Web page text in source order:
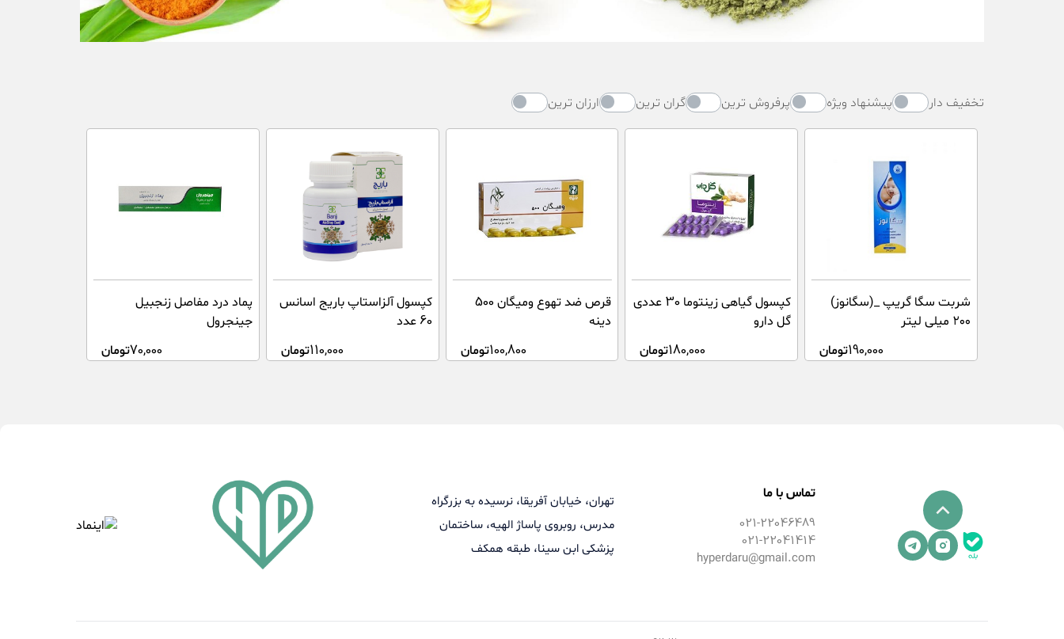
تخفیف دار پیشنهاد ویژه پرفروش ترین گران ترین ارزان ترین
شربت سگا گریپ _(سگانوز)
۲۰۰ میلی لیتر
190,000تومان
کپسول گیاهی زینتوما 30 عددی
گل دارو
180,000تومان
قرص ضد تهوع ومیگان 500
دینه
100,800تومان
کپسول آلزاستاپ باریج اسانس
60 عدد
110,000تومان
پماد درد مفاصل زنجبیل
جینجرول
70,000تومان
تماس با ما
021-22046489
021-22041414
hyperdaru@gmail.com
تهران، خیابان آفریقا، نرسیده به بزرگراه
مدرس، روبروی پاساژ الهیه، ساختمان
پزشکی ابن سینا، طبقه همکف